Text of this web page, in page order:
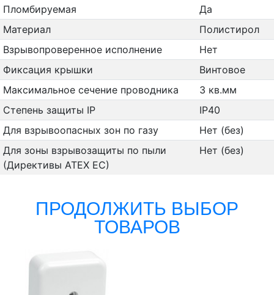
Пломбируемая
Да
Материал
Полистирол
Взрывопроверенное исполнение
Нет
Фиксация крышки
Винтовое
Максимальное сечение проводника
3 кв.мм
Степень защиты IP
IP40
Для взрывоопасных зон по газу
Нет (без)
Для зоны взрывозащиты по пыли
(Директивы ATEX ЕС)
Нет (без)
ПРОДОЛЖИТЬ ВЫБОР
ТОВАРОВ